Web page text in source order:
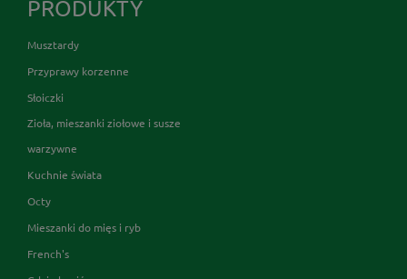
PRODUKTY
Musztardy
Przyprawy korzenne
Słoiczki
Zioła, mieszanki ziołowe i susze
warzywne
Kuchnie świata
Octy
Mieszanki do mięs i ryb
French's